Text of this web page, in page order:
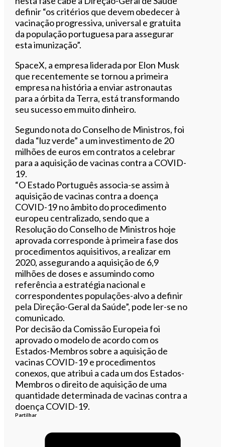
definir “os critérios que devem obedecer à
vacinação progressiva, universal e gratuita
da população portuguesa para assegurar
esta imunização”.
SpaceX, a empresa liderada por Elon Musk
que recentemente se tornou a primeira
empresa na história a enviar astronautas
para a órbita da Terra, está transformando
seu sucesso em muito dinheiro.
Segundo nota do Conselho de Ministros, foi
dada “luz verde” a um investimento de 20
milhões de euros em contratos a celebrar
para a aquisição de vacinas contra a COVID-
19.
“O Estado Português associa-se assim à
aquisição de vacinas contra a doença
COVID-19 no âmbito do procedimento
europeu centralizado, sendo que a
Resolução do Conselho de Ministros hoje
aprovada corresponde à primeira fase dos
procedimentos aquisitivos, a realizar em
2020, assegurando a aquisição de 6,9
milhões de doses e assumindo como
referência a estratégia nacional e
correspondentes populações-alvo a definir
pela Direção-Geral da Saúde”, pode ler-se no
comunicado.
Por decisão da Comissão Europeia foi
aprovado o modelo de acordo com os
Estados-Membros sobre a aquisição de
vacinas COVID-19 e procedimentos
conexos, que atribui a cada um dos Estados-
Membros o direito de aquisição de uma
quantidade determinada de vacinas contra a
doença COVID-19.
Partilhar